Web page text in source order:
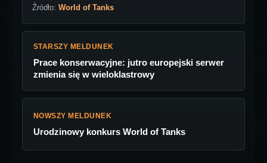
Źródło: World of Tanks
STARSZY MELDUNEK
Prace konserwacyjne: jutro europejski serwer
zmienia się w wieloklastrowy
NOWSZY MELDUNEK
Urodzinowy konkurs World of Tanks